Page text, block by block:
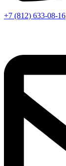
+7 (812) 633-08-16